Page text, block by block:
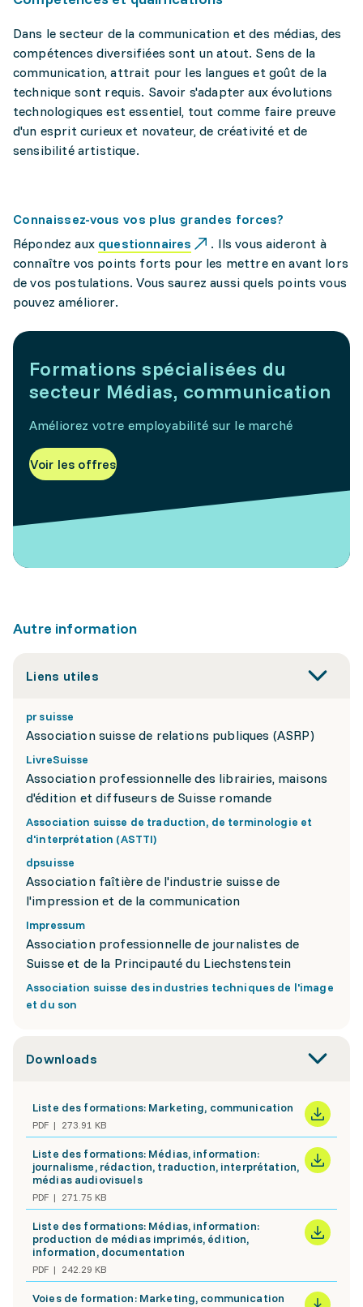
Dans le secteur de la communication et des médias, des
compétences diversifiées sont un atout. Sens de la
communication, attrait pour les langues et goût de la
technique sont requis. Savoir s'adapter aux évolutions
technologiques est essentiel, tout comme faire preuve
d'un esprit curieux et novateur, de créativité et de
sensibilité artistique.
Connaissez-vous vos plus grandes forces?
Répondez aux questionnaires
. Ils vous aideront à
connaître vos points forts pour les mettre en avant lors
de vos postulations. Vous saurez aussi quels points vous
pouvez améliorer.
Formations spécialisées du
secteur Médias, communication
Améliorez votre employabilité sur le marché
Voir les offres
Autre information
Liens utiles
pr suisse
Association suisse de relations publiques (ASRP)
LivreSuisse
Association professionnelle des librairies, maisons
d'édition et diffuseurs de Suisse romande
Association suisse de traduction, de terminologie et
d'interprétation (ASTTI)
dpsuisse
Association faîtière de l'industrie suisse de
l'impression et de la communication
Impressum
Association professionnelle de journalistes de
Suisse et de la Principauté du Liechstenstein
Association suisse des industries techniques de l'image
et du son
Downloads
Liste des formations: Marketing, communication
PDF 273.91 KB
Liste des formations: Médias, information:
journalisme, rédaction, traduction, interprétation,
médias audiovisuels
PDF 271.75 KB
Liste des formations: Médias, information:
production de médias imprimés, édition,
information, documentation
PDF 242.29 KB
Voies de formation: Marketing, communication